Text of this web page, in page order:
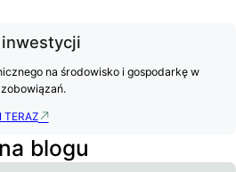
na środowisko i gospodarkę w
TERAZ
blogu